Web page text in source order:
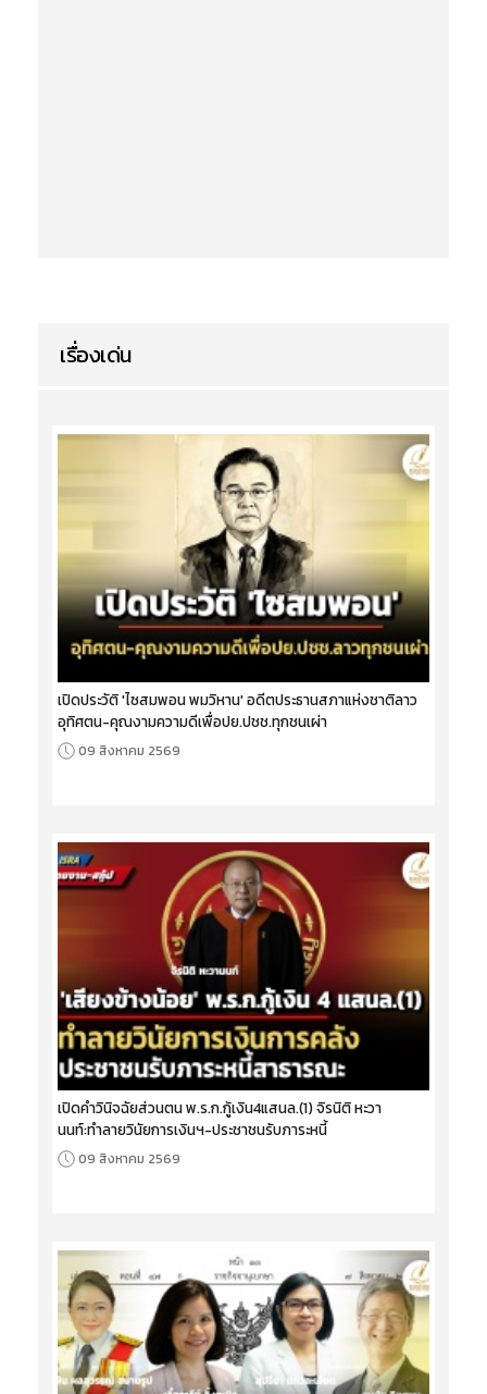
เรื่องเด่น
เปิดประวัติ 'ไซสมพอน พมวิหาน' อดีตประธานสภาแห่งชาติลาว
อุทิศตน-คุณงามความดีเพื่อปย.ปชช.ทุกชนเผ่า
09 สิงหาคม 2569
เปิดคำวินิจฉัยส่วนตน พ.ร.ก.กู้เงิน4แสนล.(1) จิรนิติ หะวา
นนท์:ทำลายวินัยการเงินฯ-ประชาชนรับภาระหนี้
09 สิงหาคม 2569